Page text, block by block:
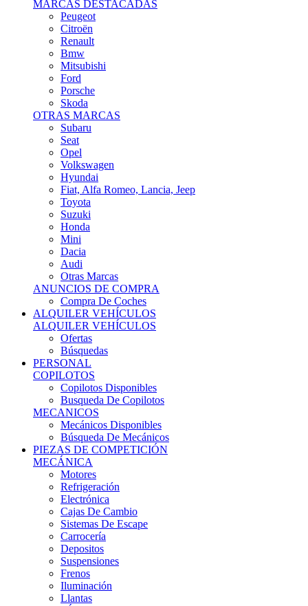
Citroën
Renault
Bmw
Mitsubishi
Ford
Porsche
Skoda
OTRAS MARCAS
Subaru
Seat
Opel
Volkswagen
Hyundai
Fiat, Alfa Romeo, Lancia, Jeep
Toyota
Suzuki
Honda
Mini
Dacia
Audi
Otras Marcas
ANUNCIOS DE COMPRA
Compra De Coches
ALQUILER VEHÍCULOS
ALQUILER VEHÍCULOS
Ofertas
Búsquedas
PERSONAL
COPILOTOS
Copilotos Disponibles
Busqueda De Copilotos
MECANICOS
Mecánicos Disponibles
Búsqueda De Mecánicos
PIEZAS DE COMPETICIÓN
MECÁNICA
Motores
Refrigeración
Electrónica
Cajas De Cambio
Sistemas De Escape
Carrocería
Depositos
Suspensiones
Frenos
Iluminación
Llantas
NEUMÁTICOS DE ASFALTO